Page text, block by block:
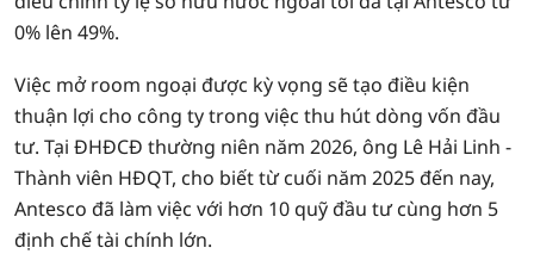
0% lên 49%.
Việc mở room ngoại được kỳ vọng sẽ tạo điều kiện
thuận lợi cho công ty trong việc thu hút dòng vốn đầu
tư. Tại ĐHĐCĐ thường niên năm 2026, ông Lê Hải Linh -
Thành viên HĐQT, cho biết từ cuối năm 2025 đến nay,
Antesco đã làm việc với hơn 10 quỹ đầu tư cùng hơn 5
định chế tài chính lớn.